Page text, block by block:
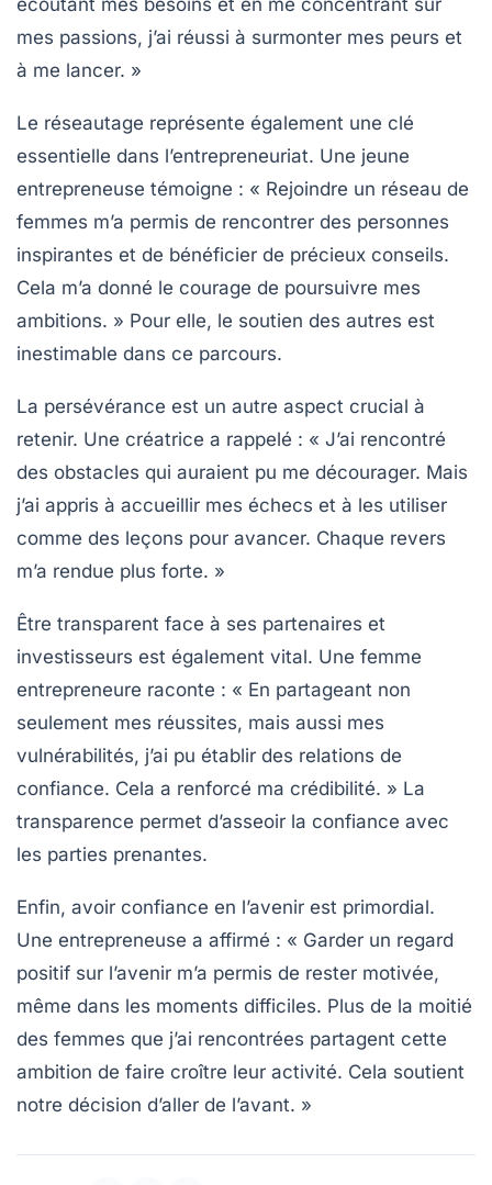
mes passions, j’ai réussi à surmonter mes peurs et
à me lancer. »
Le réseautage représente également une clé
essentielle dans l’entrepreneuriat. Une jeune
entrepreneuse témoigne : « Rejoindre un réseau de
femmes m’a permis de rencontrer des personnes
inspirantes et de bénéficier de précieux conseils.
Cela m’a donné le courage de poursuivre mes
ambitions. » Pour elle, le soutien des autres est
inestimable dans ce parcours.
La persévérance est un autre aspect crucial à
retenir. Une créatrice a rappelé : « J’ai rencontré
des obstacles qui auraient pu me décourager. Mais
j’ai appris à accueillir mes échecs et à les utiliser
comme des leçons pour avancer. Chaque revers
m’a rendue plus forte. »
Être transparent face à ses partenaires et
investisseurs est également vital. Une femme
entrepreneure raconte : « En partageant non
seulement mes réussites, mais aussi mes
vulnérabilités, j’ai pu établir des relations de
confiance. Cela a renforcé ma crédibilité. » La
transparence permet d’asseoir la confiance avec
les parties prenantes.
Enfin, avoir confiance en l’avenir est primordial.
Une entrepreneuse a affirmé : « Garder un regard
positif sur l’avenir m’a permis de rester motivée,
même dans les moments difficiles. Plus de la moitié
des femmes que j’ai rencontrées partagent cette
ambition de faire croître leur activité. Cela soutient
notre décision d’aller de l’avant. »